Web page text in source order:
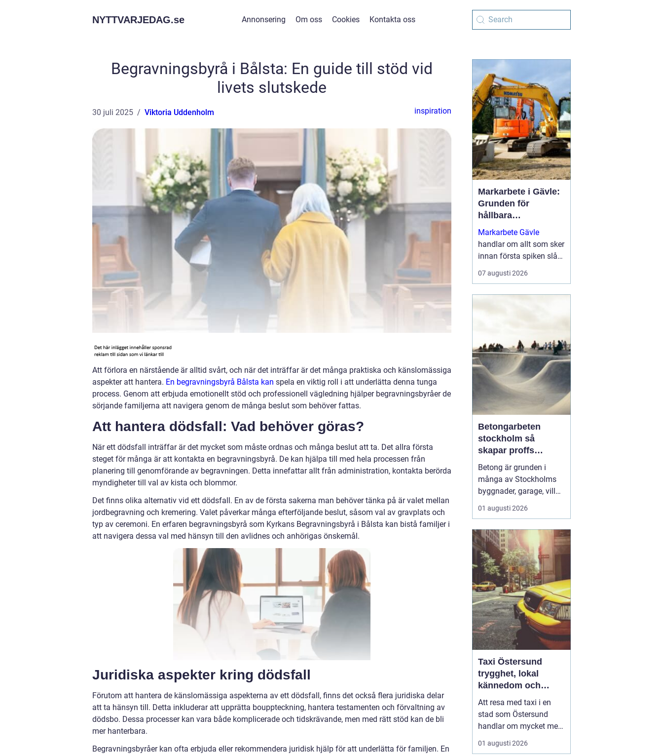
NYTTVARJEDAG.se Annonsering Om oss Cookies Kontakta oss
Begravningsbyrå i Bålsta: En guide till stöd vid
livets slutskede
30 juli 2025 Viktoria Uddenholm inspiration
Att förlora en närstående är alltid svårt, och när det inträffar är det många praktiska och känslomässiga
aspekter att hantera. En begravningsbyrå Bålsta kan spela en viktig roll i att underlätta denna tunga
process. Genom att erbjuda emotionellt stöd och professionell vägledning hjälper begravningsbyråer de
sörjande familjerna att navigera genom de många beslut som behöver fattas.
Att hantera dödsfall: Vad behöver göras?
När ett dödsfall inträffar är det mycket som måste ordnas och många beslut att ta. Det allra första
steget för många är att kontakta en begravningsbyrå. De kan hjälpa till med hela processen från
planering till genomförande av begravningen. Detta innefattar allt från administration, kontakta berörda
myndigheter till val av kista och blommor.
Det finns olika alternativ vid ett dödsfall. En av de första sakerna man behöver tänka på är valet mellan
jordbegravning och kremering. Valet påverkar många efterföljande beslut, såsom val av gravplats och
typ av ceremoni. En erfaren begravningsbyrå som Kyrkans Begravningsbyrå i Bålsta kan bistå familjer i
att navigera dessa val med hänsyn till den avlidnes och anhörigas önskemål.
Juridiska aspekter kring dödsfall
Förutom att hantera de känslomässiga aspekterna av ett dödsfall, finns det också flera juridiska delar
att ta hänsyn till. Detta inkluderar att upprätta bouppteckning, hantera testamenten och förvaltning av
dödsbo. Dessa processer kan vara både komplicerade och tidskrävande, men med rätt stöd kan de bli
mer hanterbara.
Begravningsbyråer kan ofta erbjuda eller rekommendera juridisk hjälp för att underlätta för familjen. En
Markarbete i Gävle:
Grunden för
hållbara
byggprojekt
Markarbete Gävle
handlar om allt som sker
innan första spiken slås
i eller första
betongplattan gjuts, och
07 augusti 2026
Betongarbeten
stockholm så
skapar proffs
hållbara
konstruktioner
Betong är grunden i
många av Stockholms
byggnader, garage, villor
och industrifastigheter.
När man pratar om
Stockholm handlar det
både om stabila grunder,
välgjutna stommar och
snygga ytor som håller
länge. För den som
planerar ett byg...
01 augusti 2026
Taxi Östersund
trygghet, lokal
kännedom och
smidiga resor året
runt
Att resa med taxi i en
stad som Östersund
handlar om mycket mer
än att bara ta sig från
punkt A till punkt B.
01 augusti 2026